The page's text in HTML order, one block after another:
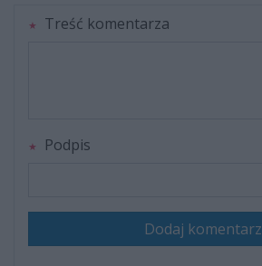
Treść komentarza
Podpis
Dodaj komentarz